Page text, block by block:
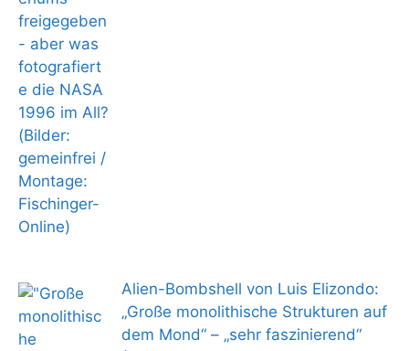
Alien-Bombshell von Luis Elizondo:
„Große monolithische Strukturen auf
dem Mond“ – „sehr faszinierend“